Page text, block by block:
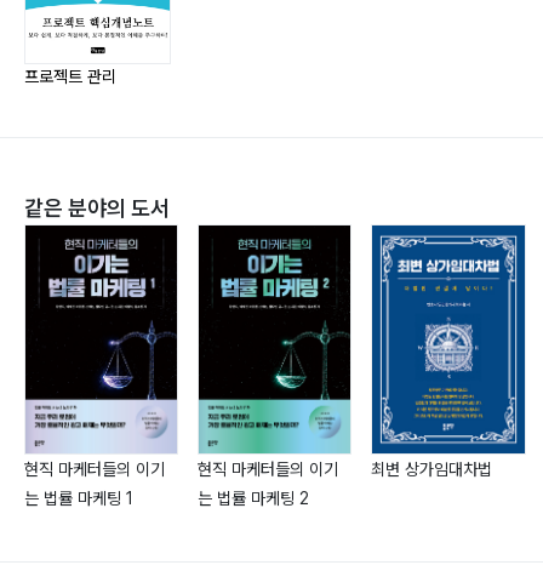
프로젝트 관리
같은 분야의 도서
현직 마케터들의 이기
는 법률 마케팅 1
현직 마케터들의 이기
는 법률 마케팅 2
최변 상가임대차법